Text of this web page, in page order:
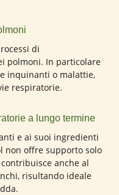
di
polmoni. In particolare
inquinanti o malattie,
respiratorie.
a lungo termine
e ai suoi ingredienti
non offre supporto solo
anche al
risultando ideale